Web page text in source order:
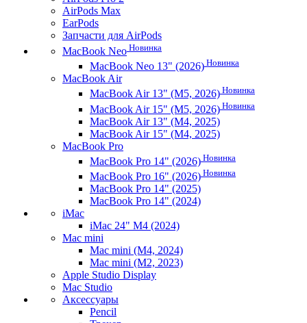
AirPods Max
EarPods
Запчасти для AirPods
MacBook Neo Новинка
MacBook Neo 13" (2026) Новинка
MacBook Air
MacBook Air 13" (M5, 2026) Новинка
MacBook Air 15" (M5, 2026) Новинка
MacBook Air 13" (M4, 2025)
MacBook Air 15" (M4, 2025)
MacBook Pro
MacBook Pro 14" (2026) Новинка
MacBook Pro 16" (2026) Новинка
MacBook Pro 14" (2025)
MacBook Pro 14" (2024)
iMac
iMac 24" M4 (2024)
Mac mini
Mac mini (M4, 2024)
Mac mini (M2, 2023)
Apple Studio Display
Mac Studio
Аксессуары
Pencil